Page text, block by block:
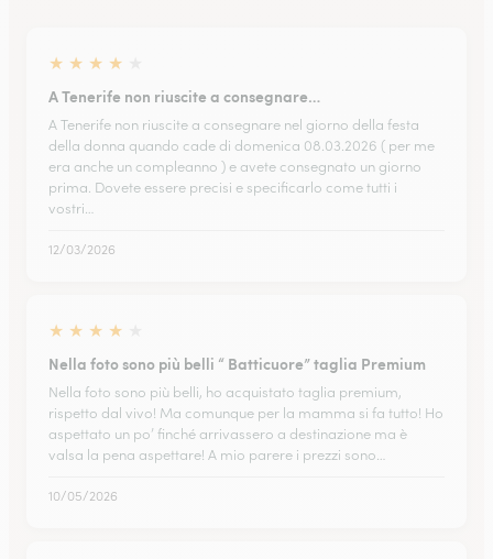
★ ★ ★ ★
A Tenerife non riuscite a consegnare…
A Tenerife non riuscite a consegnare nel giorno della festa
della donna quando cade di domenica 08.03.2026 ( per me
era anche un compleanno ) e avete consegnato un giorno
prima. Dovete essere precisi e specificarlo come tutti i
vostri…
12/03/2026
★ ★ ★ ★
Nella foto sono più belli “ Batticuore” taglia Premium
Nella foto sono più belli, ho acquistato taglia premium,
rispetto dal vivo! Ma comunque per la mamma si fa tutto! Ho
aspettato un po’ finché arrivassero a destinazione ma è
valsa la pena aspettare! A mio parere i prezzi sono…
10/05/2026